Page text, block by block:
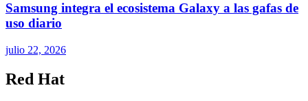
Samsung integra el ecosistema Galaxy a las gafas de
uso diario
julio 22, 2026
Red Hat